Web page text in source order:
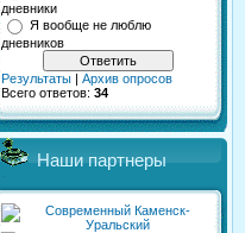
дневники
Я вообще не люблю
дневников
Результаты
Архив опросов
Всего ответов: 34
Наши партнеры